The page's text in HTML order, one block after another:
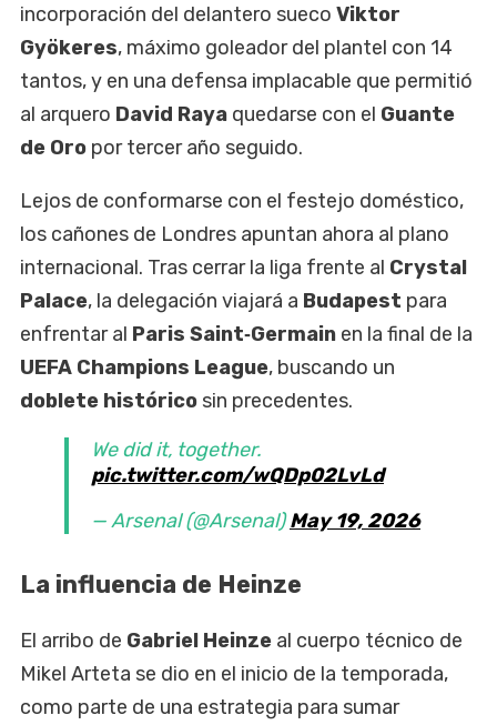
incorporación del delantero sueco Viktor
Gyökeres, máximo goleador del plantel con 14
tantos, y en una defensa implacable que permitió
al arquero David Raya quedarse con el Guante
de Oro por tercer año seguido.
Lejos de conformarse con el festejo doméstico,
los cañones de Londres apuntan ahora al plano
internacional. Tras cerrar la liga frente al Crystal
Palace, la delegación viajará a Budapest para
enfrentar al Paris Saint‑Germain en la final de la
UEFA Champions League, buscando un
doblete histórico sin precedentes.
We did it, together.
pic.twitter.com/wQDp02LvLd
— Arsenal (@Arsenal)May 19, 2026
La influencia de Heinze
El arribo de Gabriel Heinze al cuerpo técnico de
Mikel Arteta se dio en el inicio de la temporada,
como parte de una estrategia para sumar